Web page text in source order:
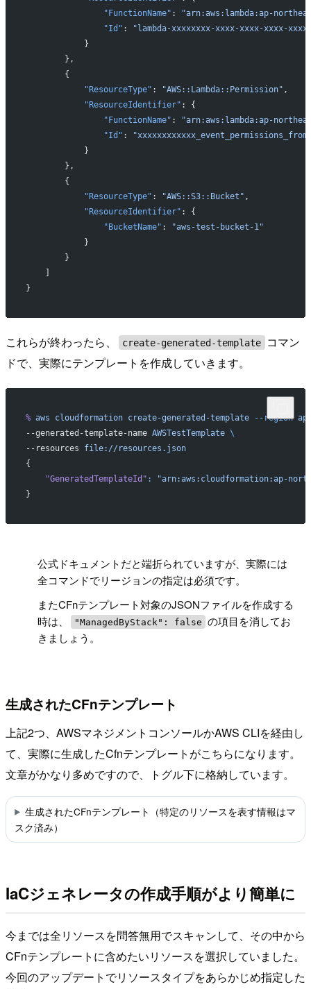
                "FunctionName"
:
"arn:aws:lambda:ap-
                "Id"
:
"lambda-xxxxxxxx-xxxx-xxxx-xxxx-
            }
        },
        {
            "ResourceType"
: "AWS::Lambda::Permission" ,
            "ResourceIdentifier"
: {
                "FunctionName"
:
"arn:aws:lambda:ap-
                "Id"
:
            }
        },
        {
            "ResourceType"
: "AWS::S3::Bucket" ,
            "ResourceIdentifier"
: {
                "BucketName"
:
"aws-test-bucket-1"
            }
        }
    ]
}
これらが終わったら、 create-generated-template
コマン
ドで、実際にテンプレートを作成していきます。
% aws cloudformation create-generated-template --region ap-
--generated-template-name AWSTestTemplate \
--resources file://resources.json
{
    "GeneratedTemplateId"
:
"arn:aws:cloudformation:ap-
}
公式ドキュメントだと端折られていますが、実際には
全コマンドでリージョンの指定は必須です。
またCFnテンプレート対象のJSONファイルを作成する
時は、
"ManagedByStack": false の項目を消してお
きましょう。
生成されたCFnテンプレート
上記2つ、AWSマネジメントコンソールかAWS CLIを経由し
て、実際に生成したCfnテンプレートがこちらになります。
文章がかなり多めですので、トグル下に格納しています。
生成されたCFnテンプレート（特定のリソースを表す情報はマ
スク済み）
IaCジェネレータの作成手順がより簡単に
今までは全リソースを問答無用でスキャンして、その中から
CFnテンプレートに含めたいリソースを選択していました。
今回のアップデートでリソースタイプをあらかじめ指定した